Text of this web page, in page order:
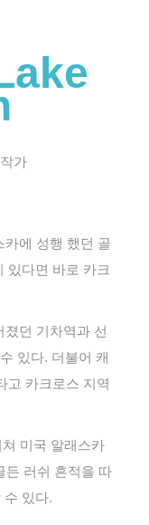
가
카에 성행 했던 골
있다면 바로 카크
던 기차역과 선
있다. 더불어 캐
고 카크로스 지역
미국 알래스카
든 러쉬 흔적을 따
수 있다.